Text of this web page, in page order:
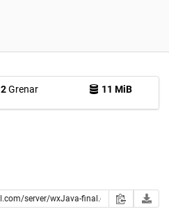
2Grenar 11 MiB